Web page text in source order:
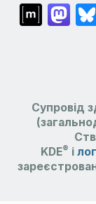
Супровід
KDE® і